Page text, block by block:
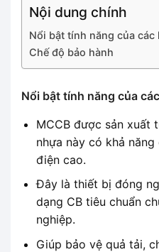
Nội dung chính
Nổi bật tính năng của các
Chế độ bảo hành
Nổi bật tính năng của
MCCB được sản xuất
nhựa này có khả
điện cao.
Đây là thiết bị đóng
dạng CB tiêu chuẩn
nghiệp.
Giúp bảo vệ quả tải,